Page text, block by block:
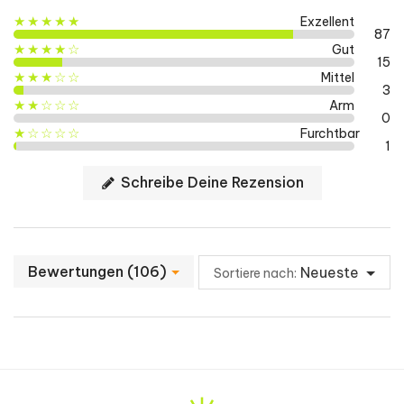
einem großen Glas Wasser ein.
WANN
Zum Frühstück und zum Mittagessen
Cayennepfeffer-extrakt 200 mg ***
- davon capsaicin 4 mg ***
Wasserfreies koffein 100 mg ***
Niacin (vitamin B3) 10 mg 63%
64,2 µg
**Referenzmenge für die Tageszufuhr eines
★★★★★ Exzellent
87
★★★★☆ Gut
15
★★★☆☆ Mittel
3
★★☆☆☆ Arm
0
★☆☆☆☆ Furchtbar
1
Schreibe Deine Rezension
Bewertungen (106) Sortiere nach: Neueste